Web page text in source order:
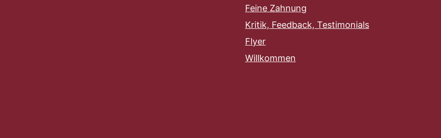
Feine Zahnung
Kritik, Feedback, Testimonials
Flyer
Willkommen